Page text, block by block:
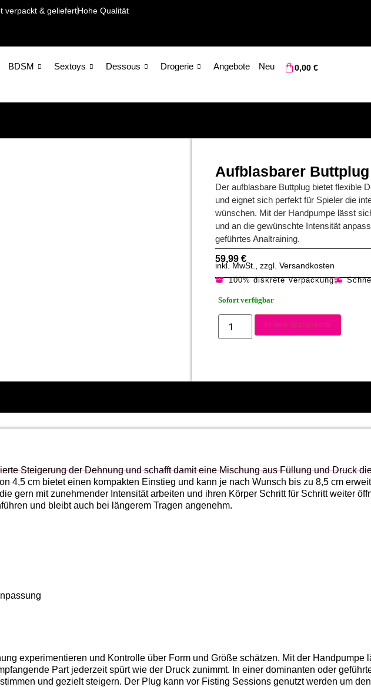
verpackt & geliefertHohe Qualität
BDSM Sextoys Dessous Drogerie Angebote Neu 0,00 €
Aufblasbarer
Der aufblasbare Buttplug bietet flexible
und eignet sich perfekt für Spieler die
wünschen. Mit der Handpumpe lässt
und an die gewünschte Intensität
geführtes Analtraining.
59,99 €
inkl. MwSt., zzgl. Versandkosten
100% diskrete Verpackung
Sofort verfügbar
In den Warenkorb
Steigerung der Dehnung und schafft damit eine Mischung aus Füllung und Druck
4,5 cm bietet einen kompakten Einstieg und kann je nach Wunsch bis zu 8,5 cm
gern mit zunehmender Intensität arbeiten und ihren Körper Schritt für Schritt weiter
und bleibt auch bei längerem Tragen angenehm.
experimentieren und Kontrolle über Form und Größe schätzen. Mit der Handpumpe
Part jederzeit spürt wie der Druck zunimmt. In einer dominanten oder
und gezielt steigern. Der Plug kann vor Fisting Sessions genutzt werden um